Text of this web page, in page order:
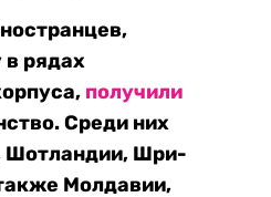
рядах
получили
Среди них
Шотландии, Шри-
Молдавии,